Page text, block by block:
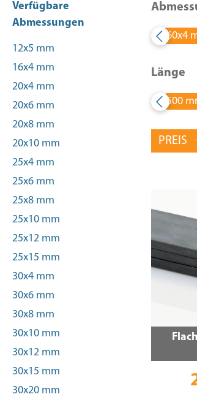
Verfügbare
Abmessungen
12x5 mm
16x4 mm
20x4 mm
20x6 mm
20x8 mm
20x10 mm
25x4 mm
25x6 mm
25x8 mm
25x10 mm
25x12 mm
25x15 mm
30x4 mm
30x6 mm
30x8 mm
30x10 mm
30x12 mm
30x15 mm
30x20 mm
60x4
Länge
500
PREIS